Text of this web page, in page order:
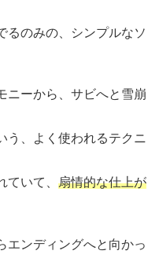
るのみの、シンプルなソ
ニーから、サビへと雪崩
う、よく使われるテクニ
いて、 扇情的な仕上が
エンディングへと向かっ